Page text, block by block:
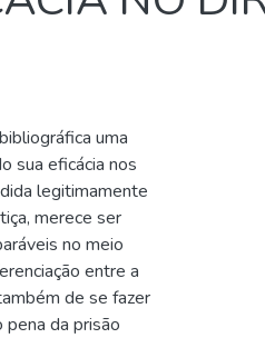
uma
sua eficácia nos
legitimamente
merece ser
no meio
entre a
de se fazer
da prisão